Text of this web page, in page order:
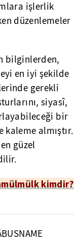
işlerlik
düzenlemeler
bilginlerden,
en iyi şekilde
gerekli
siyasî,
bir
kaleme almıştır.
güzel
kimdir?